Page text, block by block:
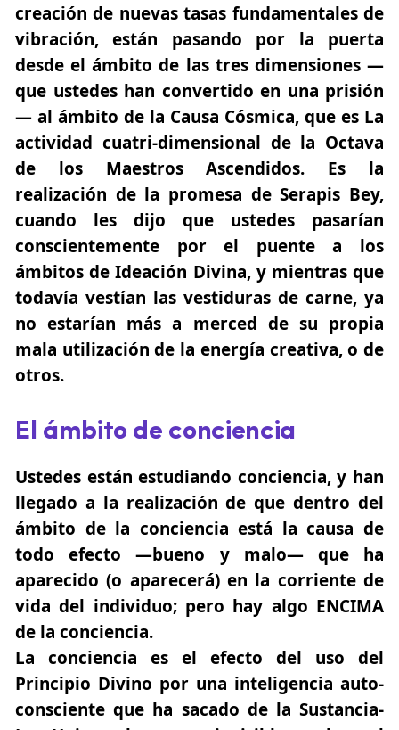
creación de nuevas tasas fundamentales de
vibración, están pasando por la puerta
desde el ámbito de las tres dimensiones —
que ustedes han convertido en una prisión
— al ámbito de la Causa Cósmica, que es La
actividad cuatri-dimensional de la Octava
de los Maestros Ascendidos. Es la
realización de la promesa de Serapis Bey,
cuando les dijo que ustedes pasarían
conscientemente por el puente a los
ámbitos de Ideación Divina, y mientras que
todavía vestían las vestiduras de carne, ya
no estarían más a merced de su propia
mala utilización de la energía creativa, o de
otros.
El ámbito de conciencia
Ustedes están estudiando conciencia, y han
llegado a la realización de que dentro del
ámbito de la conciencia está la causa de
todo efecto —bueno y malo— que ha
aparecido (o aparecerá) en la corriente de
vida del individuo; pero hay algo ENCIMA
de la conciencia.
La conciencia es el efecto del uso del
Principio Divino por una inteligencia auto-
consciente que ha sacado de la Sustancia-